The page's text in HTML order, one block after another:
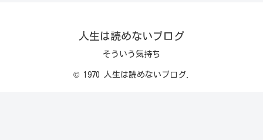
人生は読めないブログ
そういう気持ち
© 1970 人生は読めないブログ.